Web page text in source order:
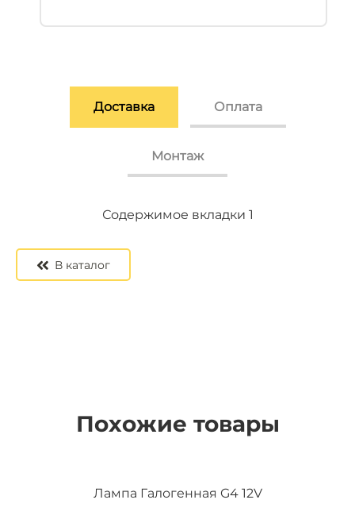
Доставка Оплата
Монтаж
Содержимое вкладки 1
Содержимое вкладки 2
Содержимое вкладки 3
В каталог
Похожие товары
Лампа Галогенная G4 12V